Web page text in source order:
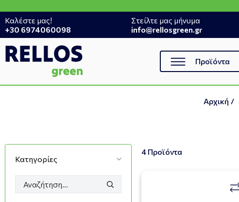
Καλέστε μας!
+30 6974060098
Στείλτε μας μήνυμα
info@rellosgreen.gr
Προϊόντα
Αρχική /
Κατηγορίες
4 Προϊόντα